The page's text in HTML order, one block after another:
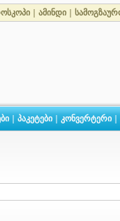
ამინდი
| პაკეტები| კონვერტერი|